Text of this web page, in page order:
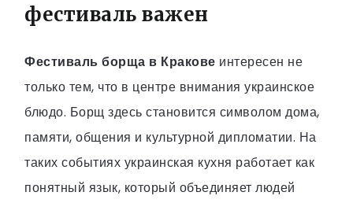
фестиваль важен
Фестиваль борща в Кракове интересен не
только тем, что в центре внимания украинское
блюдо. Борщ здесь становится символом дома,
памяти, общения и культурной дипломатии. На
таких событиях украинская кухня работает как
понятный язык, который объединяет людей